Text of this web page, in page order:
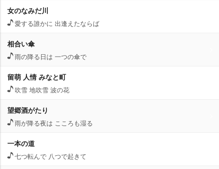
女のなみだ川
愛する誰かに 出逢えたならば
相合い傘
雨の降る日は 一つの傘で
留萌 人情 みなと町
吹雪 地吹雪 波の花
望郷酒がたり
雨が降る夜は こころも湿る
一本の道
七つ転んで 八つで起きて